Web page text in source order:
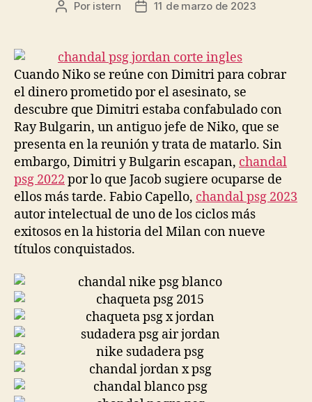
Autor
entrada
Por istern
Fecha
entrada
11 de marzo de 2023
Cuando Niko se reúne con Dimitri para cobrar
el dinero prometido por el asesinato, se
descubre que Dimitri estaba confabulado con
Ray Bulgarin, un antiguo jefe de Niko, que se
presenta en la reunión y trata de matarlo. Sin
embargo, Dimitri y Bulgarin escapan, chandal
psg 2022 por lo que Jacob sugiere ocuparse de
ellos más tarde. Fabio Capello, chandal psg 2023
autor intelectual de uno de los ciclos más
exitosos en la historia del Milan con nueve
títulos conquistados.